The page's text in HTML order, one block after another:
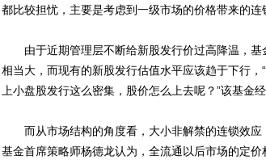
都比较担忧，主要是考虑到一级市场的价格带来的连
由于近期管理层不断给新股发行价过高降温，基
相当大，而现有的新股发行估值水平应该趋于下行
上小盘股发行这么密集，股价怎么上去呢？”该基金经
而从市场结构的角度看，大小非解禁的连锁效应
基金首席策略师杨德龙认为，全流通以后市场的定